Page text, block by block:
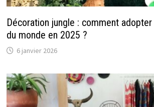
Décoration jungle : comment
du monde en 2025 ?
6 janvier 2026